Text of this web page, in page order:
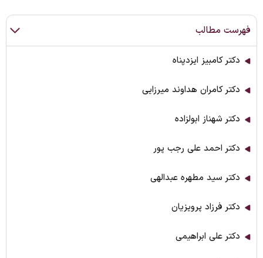
فهرست مطالب
دکتر کامبیز ایزدپناه
دکتر کامران هداوند میرزایی
دکتر شهناز ابولزاده
دکتر احمد علی رجب پور
دکتر سید مطهره عبدالهی
دکتر فرزاد پرویزیان
دکتر علی ابراهیمی